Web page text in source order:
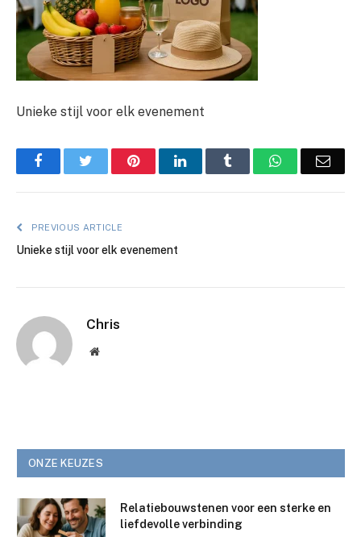
Unieke stijl voor elk evenement
FacebookTwitter PinterestLinkedIn Tumblr WhatsApp
PREVIOUS ARTICLE
Unieke stijl voor elk evenement
Chris
Website
ONZE KEUZES
Relatiebouwstenen voor een sterke en
liefdevolle verbinding